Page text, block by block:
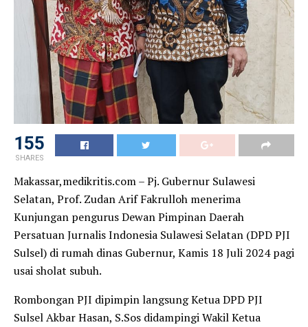
155
SHARES
Makassar,medikritis.com – Pj. Gubernur Sulawesi
Selatan, Prof. Zudan Arif Fakrulloh menerima
Kunjungan pengurus Dewan Pimpinan Daerah
Persatuan Jurnalis Indonesia Sulawesi Selatan (DPD PJI
Sulsel) di rumah dinas Gubernur, Kamis 18 Juli 2024 pagi
usai sholat subuh.
Rombongan PJI dipimpin langsung Ketua DPD PJI
Sulsel Akbar Hasan, S.Sos didampingi Wakil Ketua